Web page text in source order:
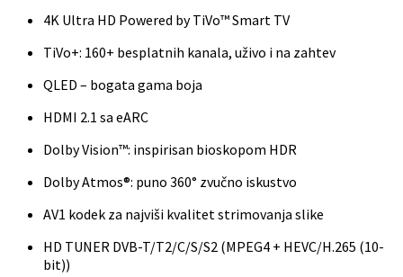
4K Ultra HD Powered by TiVo™ Smart TV
TiVo+: 160+ besplatnih kanala, uživo i na zahtev
QLED – bogata gama boja
HDMI 2.1 sa eARC
Dolby Vision™: inspirisan bioskopom HDR
Dolby Atmos®: puno 360° zvučno iskustvo
AV1 kodek za najviši kvalitet strimovanja slike
HD TUNER DVB-T/T2/C/S/S2 (MPEG4 + HEVC/H.265 (10-
bit))